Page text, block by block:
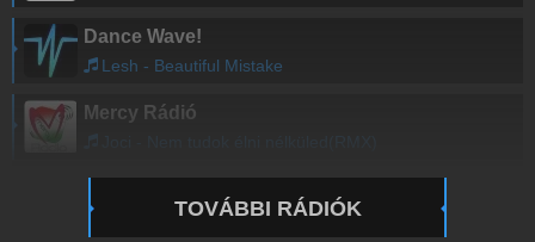
Dance Wave!
Lesh - Beautiful Mistake
Mercy Rádió
TOVÁBBI RÁDIÓK